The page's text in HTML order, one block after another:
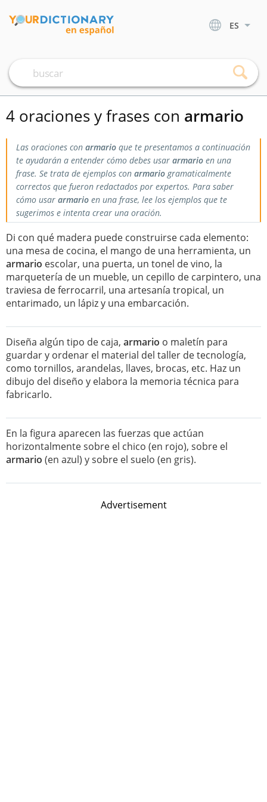
ES
4 oraciones y frases con armario
Las oraciones con armario que te presentamos a continuación
te ayudarán a entender cómo debes usar armario en una
frase. Se trata de ejemplos con armariogramaticalmente
correctos que fueron redactados por expertos. Para saber
cómo usar armario en una frase, lee los ejemplos que te
sugerimos e intenta crear una oración.
Di con qué madera puede construirse cada elemento:
una mesa de cocina, el mango de una herramienta, un
armario escolar, una puerta, un tonel de vino, la
marquetería de un mueble, un cepillo de carpintero, una
traviesa de ferrocarril, una artesanía tropical, un
entarimado, un lápiz y una embarcación.
Diseña algún tipo de caja, armario o maletín para
guardar y ordenar el material del taller de tecnología,
como tornillos, arandelas, llaves, brocas, etc. Haz un
dibujo del diseño y elabora la memoria técnica para
fabricarlo.
En la figura aparecen las fuerzas que actúan
horizontalmente sobre el chico (en rojo), sobre el
armario (en azul) y sobre el suelo (en gris).
Advertisement